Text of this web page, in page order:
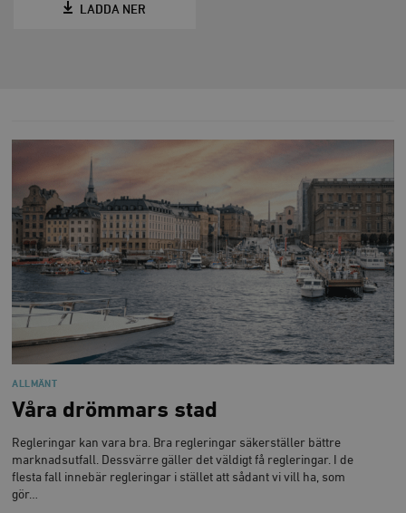
LADDA NER
ALLMÄNT
Våra drömmars stad
Regleringar kan vara bra. Bra regleringar säkerställer bättre
marknadsutfall. Dessvärre gäller det väldigt få regleringar. I de
flesta fall innebär regleringar i stället att sådant vi vill ha, som
gör…